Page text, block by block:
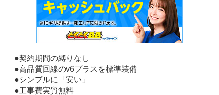
●契約期間の縛りなし
●高品質回線のv6プラスを標準装備
●シンプルに「安い」
●工事費実質無料